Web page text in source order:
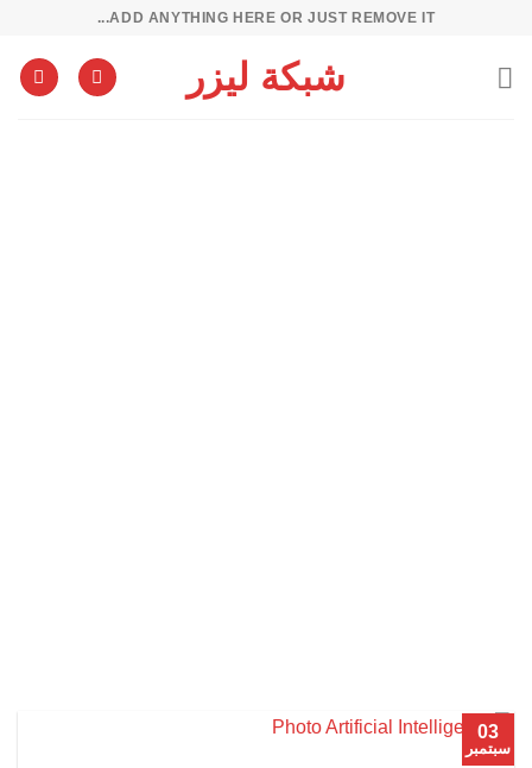
ADD ANYTHING HERE OR JUST REMOVE IT...
شبكة ليزر
03
سبتمبر